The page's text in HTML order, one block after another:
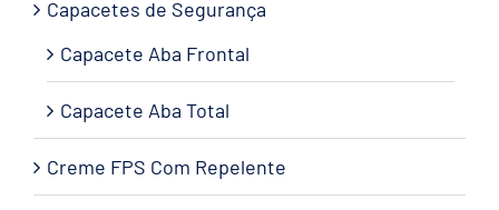
Capacetes de Segurança
Capacete Aba Frontal
Capacete Aba Total
Creme FPS Com Repelente